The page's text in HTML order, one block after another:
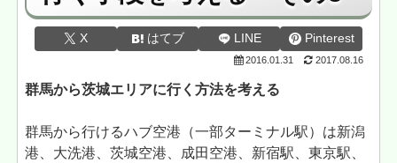
X はてブ LINE Pinterest
2016.01.31 2017.08.16
群馬から茨城エリアに行く方法を考える
群馬から行けるハブ空港（一部ターミナル駅）は新潟
港、大洗港、茨城空港、成田空港、新宿駅、東京駅、